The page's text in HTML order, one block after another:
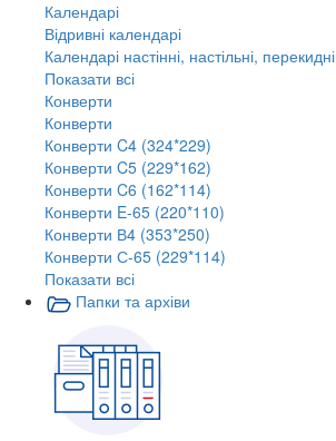
Календарі
Відривні календарі
Календарі настінні, настільні, перекидні
Показати всі
Конверти
Конверти
Конверти C4 (324*229)
Конверти C5 (229*162)
Конверти C6 (162*114)
Конверти E-65 (220*110)
Конверти В4 (353*250)
Конверти С-65 (229*114)
Показати всі
Папки та архіви